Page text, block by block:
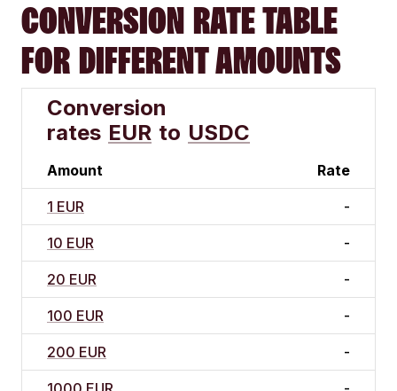
CONVERSION RATE TABLE
FOR DIFFERENT AMOUNTS
Conversion
rates EUR to USDC
Amount Rate
1 EUR -
10 EUR -
20 EUR -
100 EUR -
200 EUR -